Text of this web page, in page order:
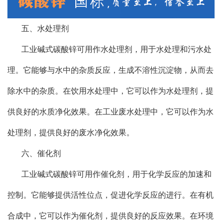
五、水处理剂
工业碱式碳酸锌可用作水处理剂，用于水处理和污水处
理。它能够与水中的杂质反应，生成不溶性沉淀物，从而去
除水中的杂质。在饮用水处理中，它可以作为水处理剂，提
供良好的水质净化效果。在工业废水处理中，它可以作为水
处理剂，提供良好的废水净化效果。
六、催化剂
工业碱式碳酸锌可用作催化剂，用于化学反应的加速和
控制。它能够提供活性位点，促进化学反应的进行。在有机
合成中，它可以作为催化剂，提供良好的反应效果。在环境